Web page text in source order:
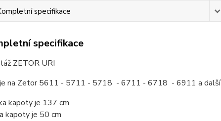
specifikace
specifikace
ZETOR URI
na Zetor 5611 - 5711 - 5718 - 6711 - 6718 - 6911 a další
kapoty je 137 cm
kapoty je 50 cm